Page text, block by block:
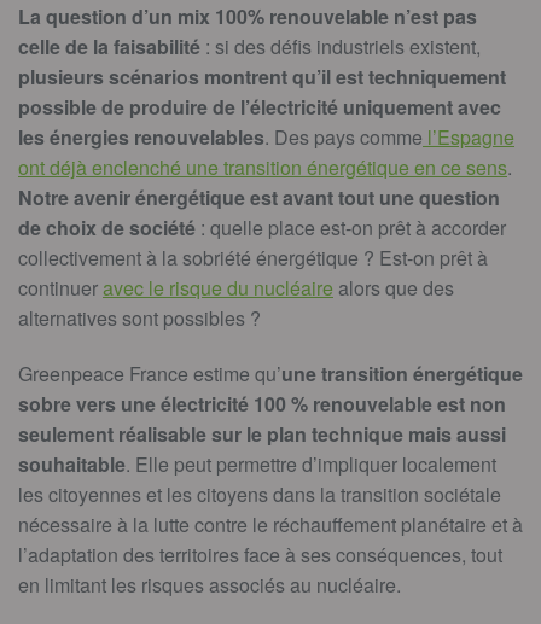
La question d’un mix 100% renouvelable n’est pas
celle de la faisabilité : si des défis industriels existent,
plusieurs scénarios montrent qu’il est techniquement
possible de produire de l’électricité uniquement avec
les énergies renouvelables. Des pays comme l’Espagne
ont déjà enclenché une transition énergétique en ce sens.
Notre avenir énergétique est avant tout une question
de choix de société : quelle place est-on prêt à accorder
collectivement à la sobriété énergétique ? Est-on prêt à
continueravec le risque du nucléaire alors que des
alternatives sont possibles ?
Greenpeace France estime qu’une transition énergétique
sobre vers une électricité 100 % renouvelable est non
seulement réalisable sur le plan technique mais aussi
souhaitable. Elle peut permettre d’impliquer localement
les citoyennes et les citoyens dans la transition sociétale
nécessaire à la lutte contre le réchauffement planétaire et à
l’adaptation des territoires face à ses conséquences, tout
en limitant les risques associés au nucléaire.